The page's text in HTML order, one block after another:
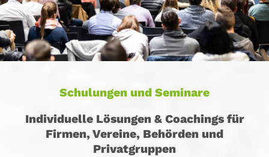
Schulungen und Seminare
Individuelle Lösungen & Coachings für
Firmen, Vereine, Behörden und
Privatgruppen